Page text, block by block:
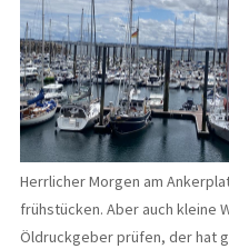
Herrlicher Morgen am
frühstücken. Aber auch kleine
Öldruckgeber prüfen, der hat